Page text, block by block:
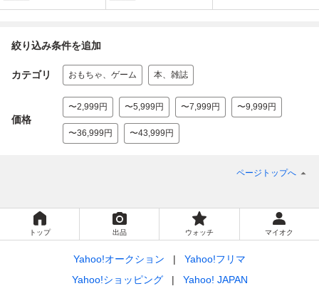
絞り込み条件を追加
カテゴリ おもちゃ、ゲーム 本、雑誌
価格
〜2,999円 〜5,999円 〜7,999円 〜9,999円
〜36,999円 〜43,999円
ページトップへ
トップ 出品 ウォッチ マイオク
Yahoo!オークション
Yahoo!フリマ
Yahoo!ショッピング
Yahoo! JAPAN